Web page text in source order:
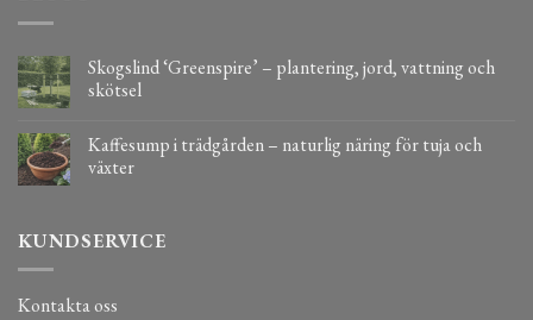
Skogslind ‘Greenspire’ – plantering, jord, vattning och
skötsel
Kaffesump i trädgården – naturlig näring för tuja och
växter
KUNDSERVICE
Kontakta oss